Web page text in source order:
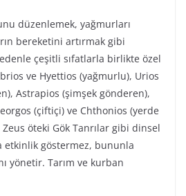
düzenlemek, yağmurları
bereketini artırmak gibi
çeşitli sıfatlarla birlikte özel
ve Hyettios (yağmurlu), Urios
Astrapios (şimşek gönderen),
(çiftiçi) ve Chthonios (yerde
öteki Gök Tanrılar gibi dinsel
etkinlik göstermez, bununla
yönetir. Tarım ve kurban